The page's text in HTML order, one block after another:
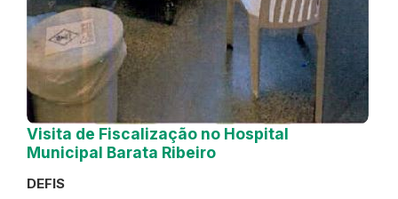
Visita de Fiscalização no Hospital
Municipal Barata Ribeiro
DEFIS